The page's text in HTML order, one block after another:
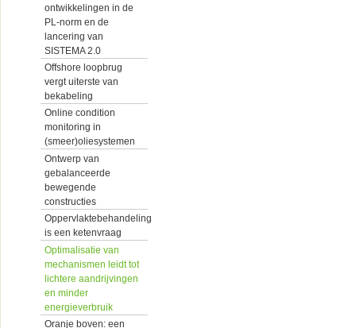
ontwikkelingen in de
PL-norm en de
lancering van
SISTEMA 2.0
Offshore loopbrug
vergt uiterste van
bekabeling
Online condition
monitoring in
(smeer)oliesystemen
Ontwerp van
gebalanceerde
bewegende
constructies
Oppervlaktebehandeling
is een ketenvraag
Optimalisatie van
mechanismen leidt tot
lichtere aandrijvingen
en minder
energieverbruik
Oranje boven: een